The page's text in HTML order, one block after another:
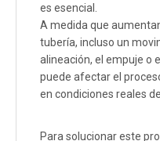
es esencial.
A medida que
tubería, incluso un
alineación, el empuje o
puede afectar el
en condiciones reales
Para solucionar este